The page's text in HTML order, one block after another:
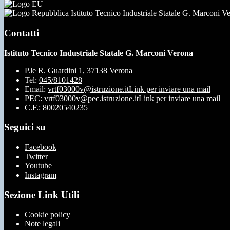
Istituto Tecnico Industriale Statale G. Marconi
Contatti
Istituto Tecnico Industriale Statale G. Marconi Verona
P.le R. Guardini 1, 37138 Verona
Tel: 045/8101428
Email: vrtf03000v@istruzione.itLink per inviare una mail
PEC: vrtf03000v@pec.istruzione.itLink per inviare una mail
C.F.: 80020540235
Seguici su
Facebook
Twitter
Youtube
Instagram
Sezione Link Utili
Cookie policy
Note legali